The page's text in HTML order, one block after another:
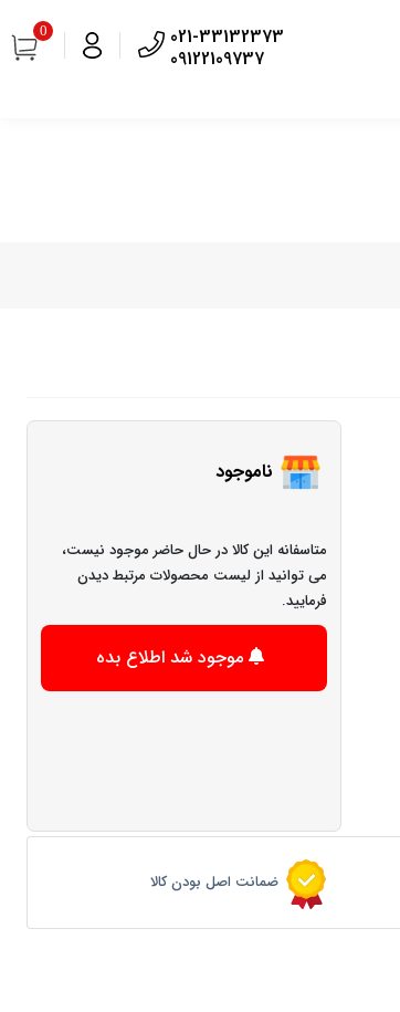
021-33132373
09122109737
0
ناموجود
متاسفانه این کالا در حال حاضر موجود نیست،
می توانید از لیست محصولات مرتبط دیدن
فرمایید.
موجود شد اطلاع بده
ضمانت اصل بودن کالا